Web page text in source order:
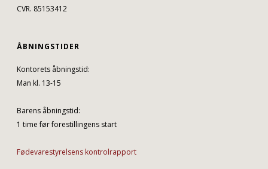
CVR. 85153412
ÅBNINGSTIDER
Kontorets åbningstid:
Man kl. 13-15
Barens åbningstid:
1 time før forestillingens start
Fødevarestyrelsens kontrolrapport